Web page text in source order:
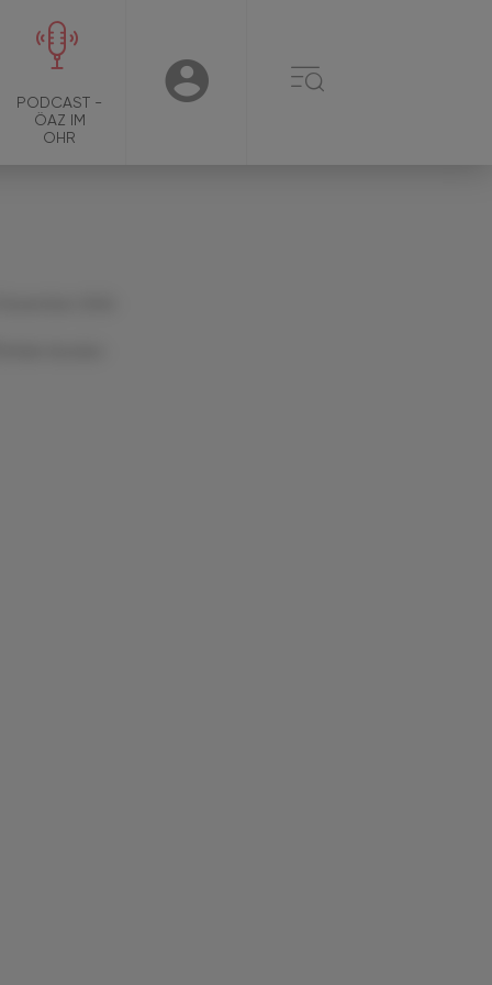
PODCAST -
ÖAZ IM
OHR
USER ☰